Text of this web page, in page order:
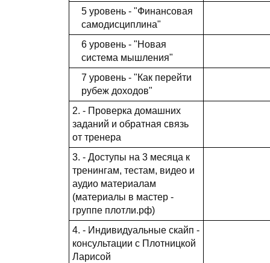
5 уровень - "Финансовая
самодисциплина"
6 уровень - "Новая
система мышления"
7 уровень - "Как перейти
рубеж доходов"
2. - Проверка домашних
заданий и обратная связь
от тренера
3. - Доступы на 3 месяца к
тренингам, тестам, видео и
аудио материалам
(материалы в мастер -
группе плотли.рф)
4. - Индивидуальные скайп -
консультации с Плотницкой
Ларисой